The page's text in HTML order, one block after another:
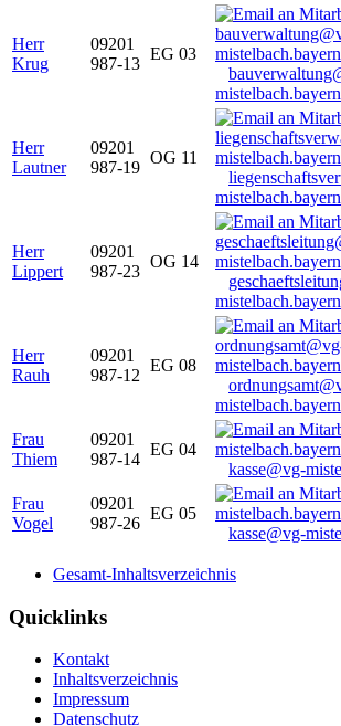
Herr
Krug
09201
987-13
EG 03
Herr
Lautner
09201
987-19
OG 11
Herr
Lippert
09201
987-23
OG 14
Herr
Rauh
09201
987-12
EG 08
Frau
Thiem
09201
987-14
EG 04
kasse@vg-
Frau
Vogel
09201
987-26
EG 05
kasse@vg-
Gesamt-Inhaltsverzeichnis
Quicklinks
Kontakt
Inhaltsverzeichnis
Impressum
Datenschutz